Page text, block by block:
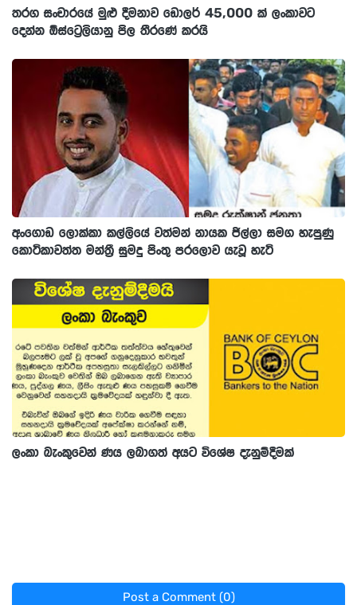
තරග සංචාරයේ මුළු දීමනාව ඩොලර් 45,000 ක් ලංකාවට
දෙන්න ඕස්ට්‍රෙලියානු පිල තීරණේ කරයි
අංගොඩ ලොක්කා කල්ලියේ වත්මන් නායක ජිල්ලා සමග හැපුණු
කොටිකාවත්ත මන්ත්‍රී සුමදු පිංතු පරලොව යැවූ හැටි
ලංකා බැංකුවෙන් ණය ලබාගත් අයට විශේෂ දැනුම්දීමක්
Post a Comment (0)